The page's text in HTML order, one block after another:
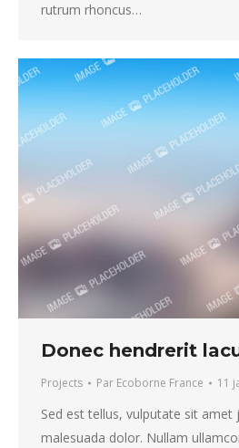
rutrum rhoncus…
Donec hendrerit
Projects Par Ecoborne France 11
Sed est tellus, vulputate sit amet
malesuada dolor. Nullam